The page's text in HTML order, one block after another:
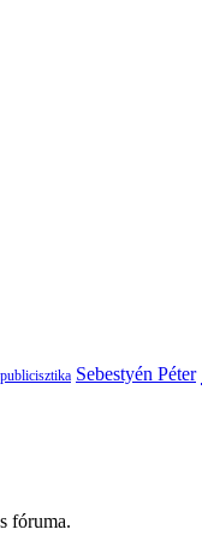
publicisztika Sebestyén Péter
fóruma.